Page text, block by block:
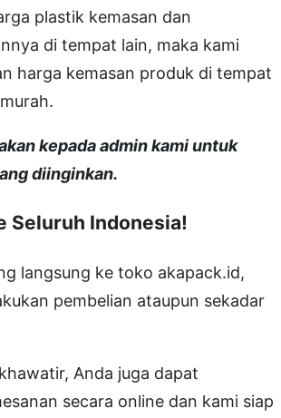
plastik kemasan dan
di tempat lain, maka kami
harga kemasan produk di tempat
kepada admin kami untuk
diinginkan.
Seluruh Indonesia!
langsung ke toko akapack.id,
pembelian ataupun sekadar
Anda juga dapat
secara online dan kami siap